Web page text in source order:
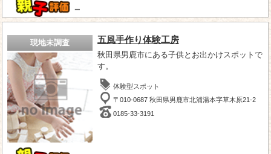
－
現地未調査 五風手作り体験工房
秋田県男鹿市にある子供とお出かけスポットで
す。
体験型スポット
〒010-0687 秋田県男鹿市北浦湯本字草木原21-2
0185-33-3191